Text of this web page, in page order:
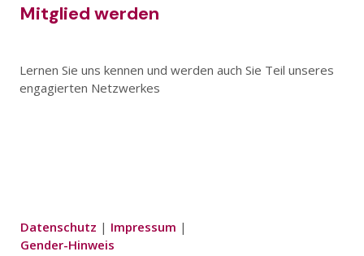
Mitglied werden
Lernen Sie uns kennen und werden auch Sie Teil unseres
engagierten Netzwerkes
Datenschutz | Impressum |
Gender-Hinweis